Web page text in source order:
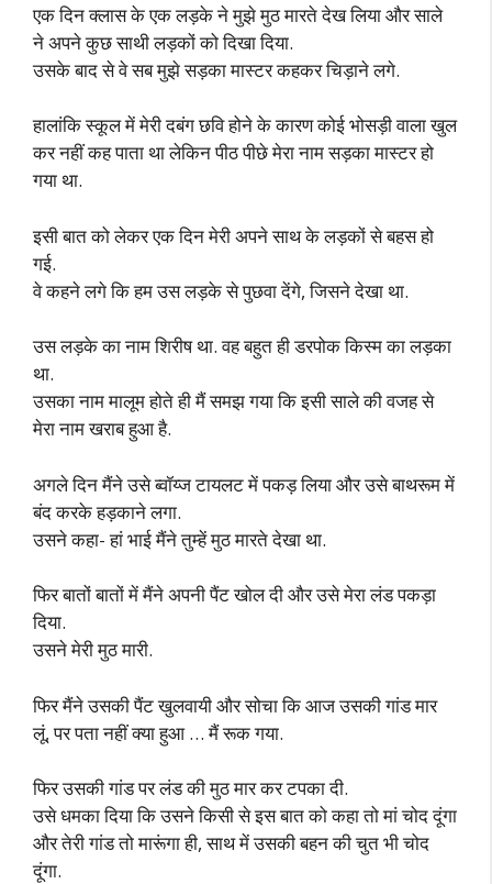
एक दिन क्लास के एक लड़के ने मुझे मुठ मारते देख लिया और साले
ने अपने कुछ साथी लड़कों को दिखा दिया.
उसके बाद से वे सब मुझे सड़का मास्टर कहकर चिड़ाने लगे.
हालांकि स्कूल में मेरी दबंग छवि होने के कारण कोई भोसड़ी वाला खुल
कर नहीं कह पाता था लेकिन पीठ पीछे मेरा नाम सड़का मास्टर हो
गया था.
इसी बात को लेकर एक दिन मेरी अपने साथ के लड़कों से बहस हो
गई.
वे कहने लगे कि हम उस लड़के से पुछवा देंगे, जिसने देखा था.
उस लड़के का नाम शिरीष था. वह बहुत ही डरपोक किस्म का लड़का
था.
उसका नाम मालूम होते ही मैं समझ गया कि इसी साले की वजह से
मेरा नाम खराब हुआ है.
अगले दिन मैंने उसे ब्वॉय्ज टायलट में पकड़ लिया और उसे बाथरूम में
बंद करके हड़काने लगा.
उसने कहा- हां भाई मैंने तुम्हें मुठ मारते देखा था.
फिर बातों बातों में मैंने अपनी पैंट खोल दी और उसे मेरा लंड पकड़ा
दिया.
उसने मेरी मुठ मारी.
फिर मैंने उसकी पैंट खुलवायी और सोचा कि आज उसकी गांड मार
लूं, पर पता नहीं क्या हुआ … मैं रूक गया.
फिर उसकी गांड पर लंड की मुठ मार कर टपका दी.
उसे धमका दिया कि उसने किसी से इस बात को कहा तो मां चोद दूंगा
और तेरी गांड तो मारूंगा ही, साथ में उसकी बहन की चुत भी चोद
दूंगा.